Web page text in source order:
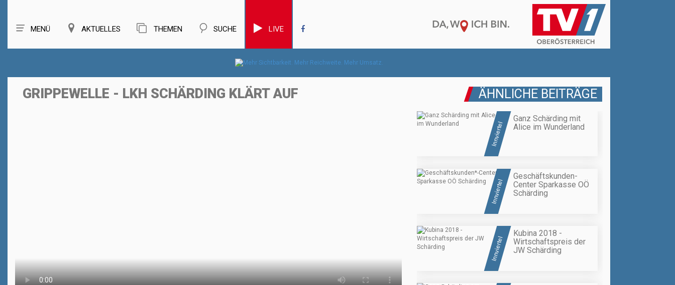
MENÜ AKTUELLES THEMEN SUCHE LIVE
GRIPPEWELLE - LKH SCHÄRDING KLÄRT AUF ÄHNLICHE BEITRÄGE
Innviertel
Ganz Schärding mit
Alice im Wunderland
Innviertel
Geschäftskunden-
Center Sparkasse OÖ
Schärding
Innviertel
Kubina 2018 -
Wirtschaftspreis der
JW Schärding